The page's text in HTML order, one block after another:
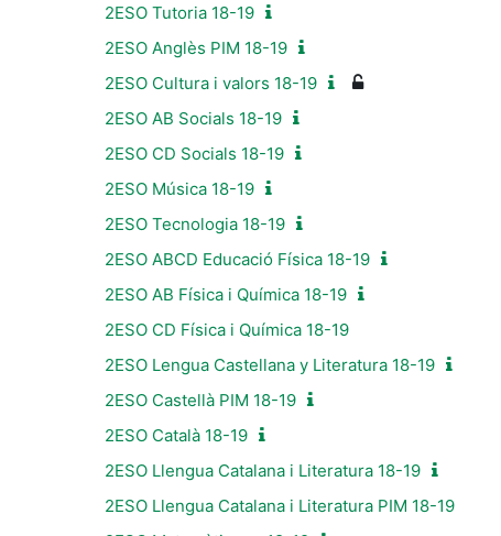
2ESO Tutoria 18-19
2ESO Anglès PIM 18-19
2ESO Cultura i valors 18-19
2ESO AB Socials 18-19
2ESO CD Socials 18-19
2ESO Música 18-19
2ESO Tecnologia 18-19
2ESO ABCD Educació Física 18-19
2ESO AB Física i Química 18-19
2ESO CD Física i Química 18-19
2ESO Lengua Castellana y Literatura 18-19
2ESO Castellà PIM 18-19
2ESO Català 18-19
2ESO Llengua Catalana i Literatura 18-19
2ESO Llengua Catalana i Literatura PIM 18-19